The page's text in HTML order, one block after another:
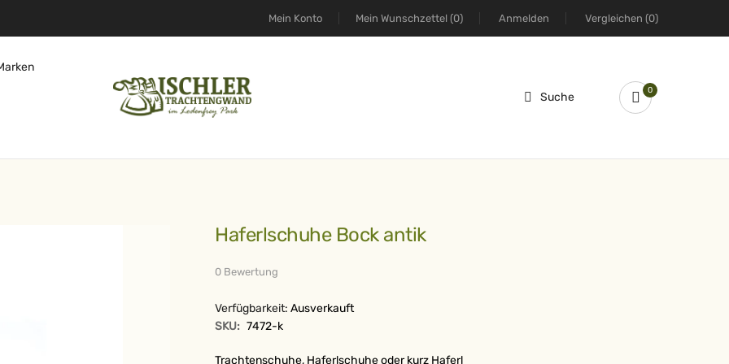
Mein Konto Mein Wunschzettel (0) Anmelden Vergleichen (0)
Suche 0
Haferlschuhe Bock antik
0 Bewertung
Verfügbarkeit: Ausverkauft
SKU: 7472-k
Trachtenschuhe, Haferlschuhe oder kurz Haferl